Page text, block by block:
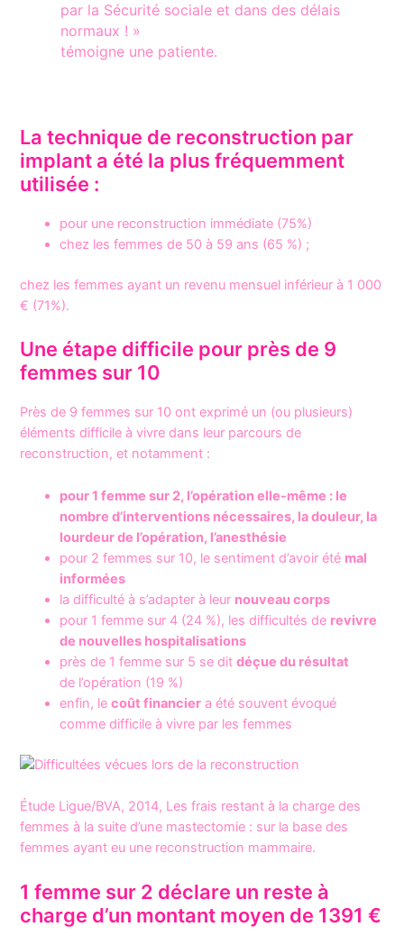
par la Sécurité sociale et dans des délais
normaux ! »
témoigne une patiente.
La technique de reconstruction par
implant a été la plus fréquemment
utilisée :
pour une reconstruction immédiate (75%)
chez les femmes de 50 à 59 ans (65 %) ;
chez les femmes ayant un revenu mensuel inférieur à 1 000
€ (71%).
Une étape difficile pour près de 9
femmes sur 10
Près de 9 femmes sur 10 ont exprimé un (ou plusieurs)
éléments difficile à vivre dans leur parcours de
reconstruction, et notamment :
pour 1 femme sur 2, l’opération elle-même : le
nombre d’interventions nécessaires, la douleur, la
lourdeur de l’opération, l’anesthésie
pour 2 femmes sur 10, le sentiment d’avoir été mal
informées
la difficulté à s’adapter à leur nouveau corps
pour 1 femme sur 4 (24 %), les difficultés de revivre
de nouvelles hospitalisations
près de 1 femme sur 5 se ditdéçue du résultat
de l’opération (19 %)
enfin, lecoût financier a été souvent évoqué
comme difficile à vivre par les femmes
Étude Ligue/BVA, 2014, Les frais restant à la charge des
femmes à la suite d’une mastectomie : sur la base des
femmes ayant eu une reconstruction mammaire.
1 femme sur 2 déclare un reste à
charge d’un montant moyen de 1391 €